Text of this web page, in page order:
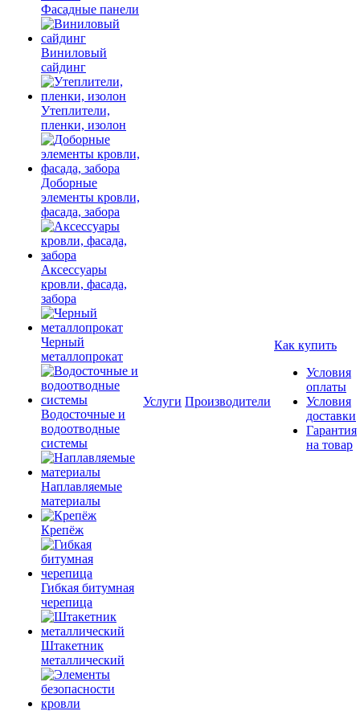
Фасадные панели
Виниловый
сайдинг
Утеплители,
пленки, изолон
Доборные
элементы кровли,
фасада, забора
Аксессуары
кровли, фасада,
забора
Черный
металлопрокат
Водосточные и
водоотводные
системы
Наплавляемые
материалы
Крепёж
Гибкая битумная
черепица
Штакетник
металлический
Услуги Производители
Как купить
Условия
оплаты
Условия
доставки
Гарантия
на товар